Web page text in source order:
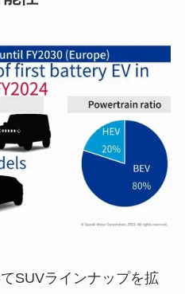
SUVラインナップを拡